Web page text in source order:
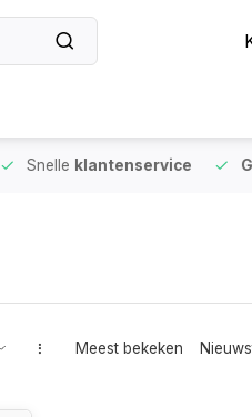
Snelleklantenservice
Meest bekeken